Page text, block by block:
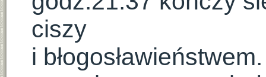
ciszy
i